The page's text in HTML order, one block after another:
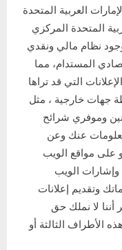
العربية المتحدة
المتحدة المركزي
نظام مالي ونقدي
المستدام، مما
التي قد تراها
جهات خارجية ، مثل
وموفري شرائح
عنك وعن
على مواقع الويب
وإشارات الويب
وتقديم إعلانات
لا نملك حق
الأطراف الثالثة أو